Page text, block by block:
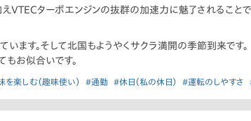
VTECターボエンジンの抜群の加速力に魅了されることで
います。そして北国もようやくサクラ満開の季節到来です。
お似合いです。
を楽しむ（趣味使い） #通勤 #休日（私の休日） #運転のしやすさ